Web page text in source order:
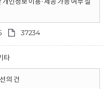
37234
타
의 건